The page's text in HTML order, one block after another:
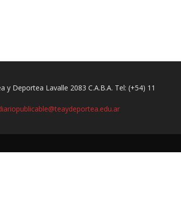
y Deportea Lavalle 2083 C.A.B.A. Tel: (+54) 11